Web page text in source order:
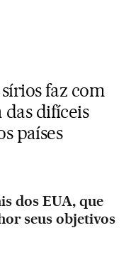
faz com
das difíceis
países
dos EUA, que
seus objetivos